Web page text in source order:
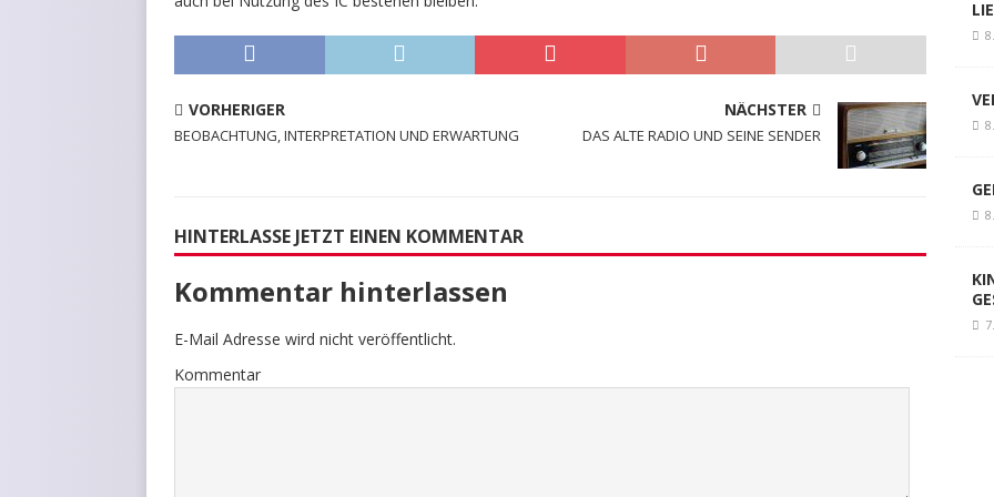
VORHERIGER
BEOBACHTUNG, INTERPRETATION UND ERWARTUNG
NÄCHSTER
DAS ALTE RADIO UND SEINE SENDER
HINTERLASSE JETZT EINEN KOMMENTAR
Kommentar hinterlassen
E-Mail Adresse wird nicht veröffentlicht.
Kommentar